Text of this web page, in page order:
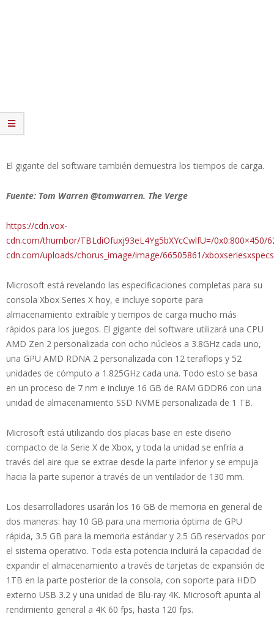
El gigante del software también demuestra los tiempos de carga.
Fuente: Tom Warren @tomwarren. The Verge
https://cdn.vox-
cdn.com/thumbor/TBLdiOfuxj93eL4Yg5bXYcCwlfU=/
cdn.com/uploads/chorus_image/image/66505861/
Microsoft está revelando las especificaciones completas para su
consola Xbox Series X hoy, e incluye soporte para
almacenamiento extraíble y tiempos de carga mucho más
rápidos para los juegos. El gigante del software utilizará una CPU
AMD Zen 2 personalizada con ocho núcleos a 3.8GHz cada uno,
una GPU AMD RDNA 2 personalizada con 12 teraflops y 52
unidades de cómputo a 1.825GHz cada una. Todo esto se basa
en un proceso de 7 nm e incluye 16 GB de RAM GDDR6 con una
unidad de almacenamiento SSD NVME personalizada de 1 TB.
Microsoft está utilizando dos placas base en este diseño
compacto de la Serie X de Xbox, y toda la unidad se enfría a
través del aire que se extrae desde la parte inferior y se empuja
hacia la parte superior a través de un ventilador de 130 mm.
Los desarrolladores usarán los 16 GB de memoria en general de
dos maneras: hay 10 GB para una memoria óptima de GPU
rápida, 3.5 GB para la memoria estándar y 2.5 GB reservados por
el sistema operativo. Toda esta potencia incluirá la capacidad de
expandir el almacenamiento a través de tarjetas de expansión de
1TB en la parte posterior de la consola, con soporte para HDD
externo USB 3.2 y una unidad de Blu-ray 4K. Microsoft apunta al
rendimiento general a 4K 60 fps, hasta 120 fps.